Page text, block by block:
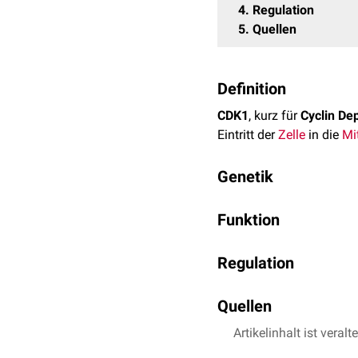
4 Regulation
5 Quellen
Definition
CDK1, kurz fürCyclin
Eintritt derZelle in die
Genetik
10q21.2. Es besteht aus 9
Funktion
bezeichnet wird. Dieser
Phosphorylierung
Regulation
nahezu konstant. Die
Phase produziert wird
Quellen
Lindqvist A,
Artikelinhalt ist